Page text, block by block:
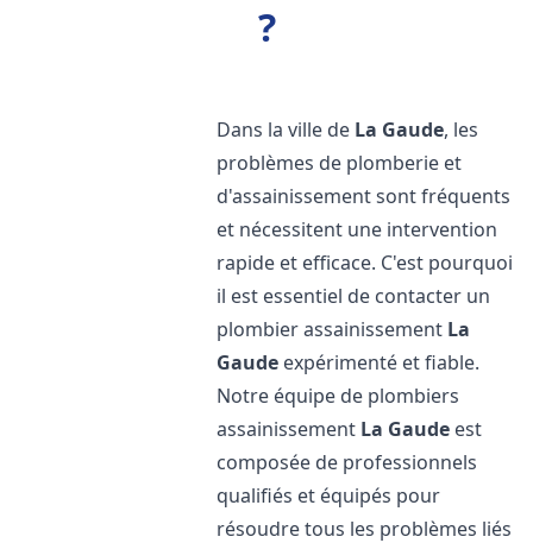
?
Dans la ville de La Gaude, les
problèmes de plomberie et
d'assainissement sont fréquents
et nécessitent une intervention
rapide et efficace. C'est pourquoi
il est essentiel de contacter un
plombier assainissement La
Gaude expérimenté et fiable.
Notre équipe de plombiers
assainissement La Gaude est
composée de professionnels
qualifiés et équipés pour
résoudre tous les problèmes liés